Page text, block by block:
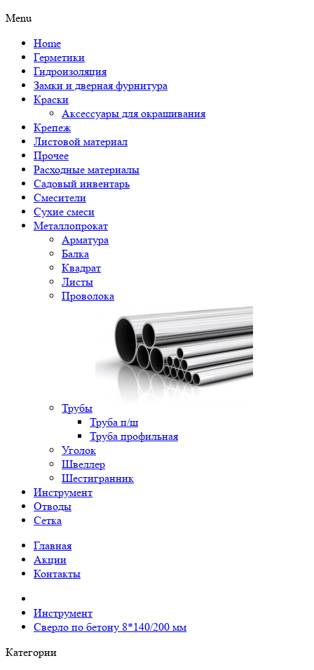
Menu
Home
Герметики
Гидроизоляция
Замки и дверная фурнитура
Краски
Аксессуары для окрашивания
Крепеж
Листовой материал
Прочее
Расходные материалы
Садовый инвентарь
Смесители
Сухие смеси
Металлопрокат
Арматура
Балка
Квадрат
Листы
Проволока
Трубы
Труба п/ш
Труба профильная
Уголок
Швеллер
Шестигранник
Инструмент
Отводы
Сетка
Главная
Акции
Контакты
Инструмент
Сверло по бетону 8*140/200 мм
Категории